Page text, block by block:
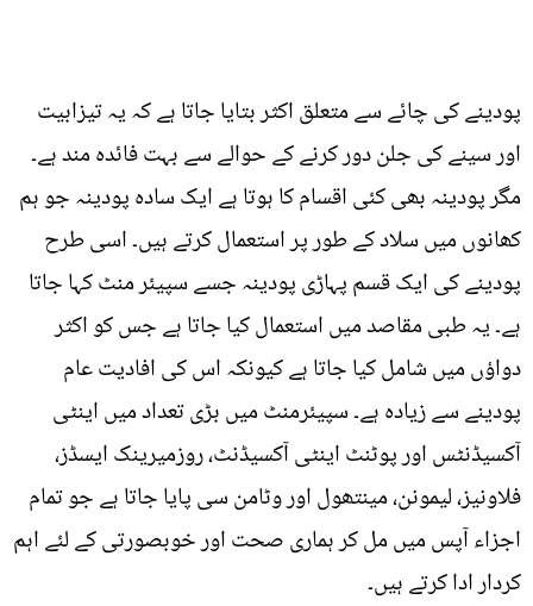
پودینے کی چائے سے متعلق اکثر بتایا جاتا ہے کہ یہ تیزابیت
اور سینے کی جلن دور کرنے کے حوالے سے بہت فائدہ مند ہے۔
مگر پودینہ بھی کئی اقسام کا ہوتا ہے ایک سادہ پودینہ جو ہم
کھانوں میں سلاد کے طور پر استعمال کرتے ہیں۔ اسی طرح
پودینے کی ایک قسم پہاڑی پودینہ جسے سپیئر منٹ کہا جاتا
ہے۔ یہ طبی مقاصد میں استعمال کیا جاتا ہے جس کو اکثر
دواؤں میں شامل کیا جاتا ہے کیونکہ اس کی افادیت عام
پودینے سے زیادہ ہے۔ سپیئرمنٹ میں بڑی تعداد میں اینٹی
آکسیڈنٹس اور پوٹنٹ اینٹی آکسیڈنٹ، روزمیرینک ایسڈز،
فلاونیز، لیمونن، مینتھول اور وٹامن سی پایا جاتا ہے جو تمام
اجزاء آپس میں مل کر ہماری صحت اور خوبصورتی کے لئے اہم
کردار ادا کرتے ہیں۔